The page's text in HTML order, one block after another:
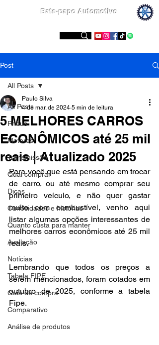
Bate-papo Automotivo
Post
All Posts
Pneus
Motores
Transmissão
Qual comprar
Dicas
Curiosidades e histórias
Quanto custa para manter
Avaliação
Notícias
Tabela FIPE
Guia de compra
Comparativo
Análise de produtos
All Posts
5 MELHORES CARROS
ECONÔMICOS até 25 mil
reais | Atualizado 2025
Paulo Silva
4 de mar. de 2024 5 min de leitura
Para você que está pensando em trocar
de carro, ou até mesmo comprar seu
primeiro veículo, e não quer gastar
muito com combustível, venho aqui
listar algumas opções interessantes de
melhores carros econômicos até 25 mil
reais.
Lembrando que todos os preços a
serem mencionados, foram cotados em
outubro de 2025, conforme a tabela
Fipe.